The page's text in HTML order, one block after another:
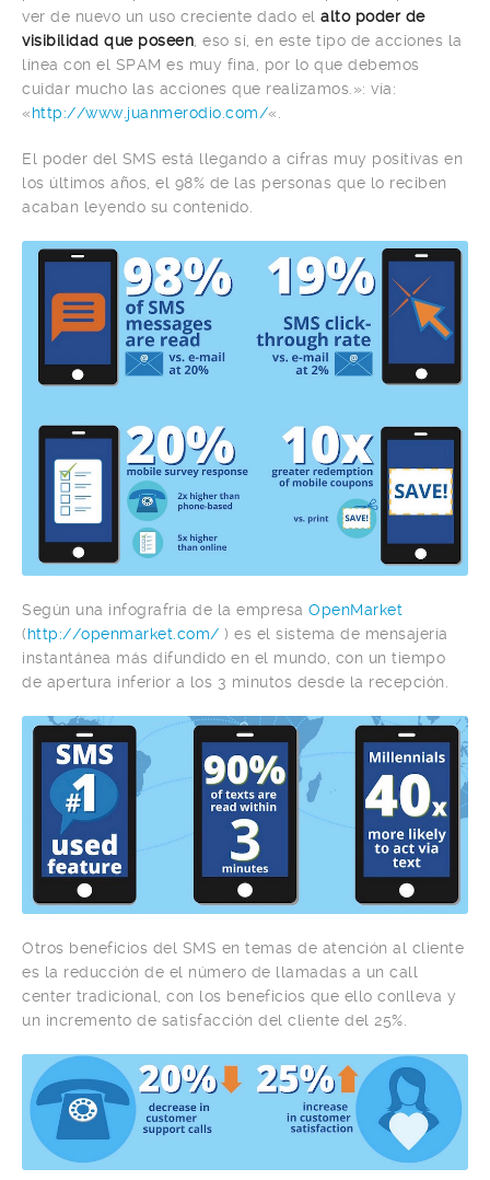
ver de nuevo un uso creciente dado el alto poder de
visibilidad que poseen , eso sí, en este tipo de acciones la
línea con el SPAM es muy fina, por lo que debemos
cuidar mucho las acciones que realizamos.»: vía:
«http://www.juanmerodio.com/«.
El poder del SMS está llegando a cifras muy positivas en
los últimos años, el 98% de las personas que lo reciben
acaban leyendo su contenido.
Según una infografría de la empresa OpenMarket
(http://openmarket.com/ ) es el sistema de mensajería
instantánea más difundido en el mundo, con un tiempo
de apertura inferior a los 3 minutos desde la recepción.
Otros beneficios del SMS en temas de atención al cliente
es la reducción de el número de llamadas a un call
center tradicional, con los beneficios que ello conlleva y
un incremento de satisfacción del cliente del 25%.